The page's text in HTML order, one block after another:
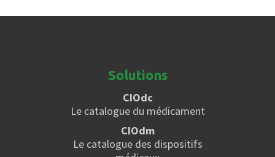
Solutions
CIOdc
Le catalogue du médicament
CIOdm
Le catalogue des dispositifs